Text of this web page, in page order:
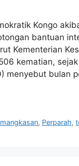
Kongo
bantuan
Kementerian
kematian,
menyebut bulan
, Perparah,